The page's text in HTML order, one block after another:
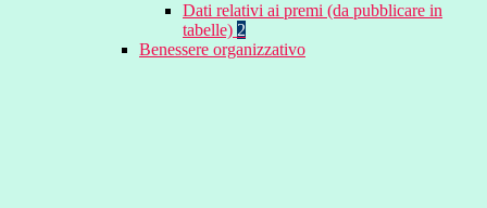
Dati relativi ai premi (da pubblicare in
tabelle) 2
Benessere organizzativo